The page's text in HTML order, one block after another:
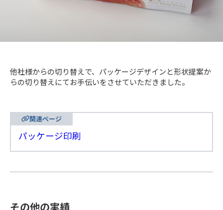
他社様からの切り替えで、パッケージデザインと形状提案か
らの切り替えにてお手伝いをさせていただきました。
関連ページ
パッケージ印刷
その他の実績